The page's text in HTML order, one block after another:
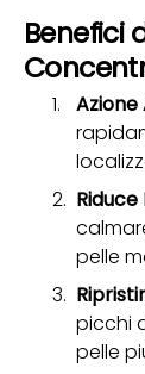
Benefici
pelle
picchi
pelle